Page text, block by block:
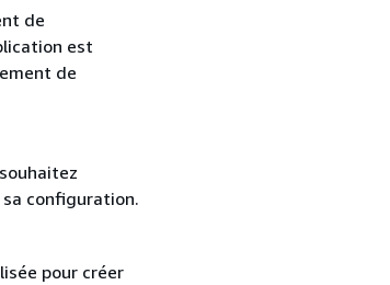
de
est
de
configuration.
pour créer